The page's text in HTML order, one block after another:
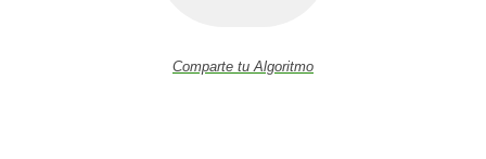
Comparte tu Algoritmo